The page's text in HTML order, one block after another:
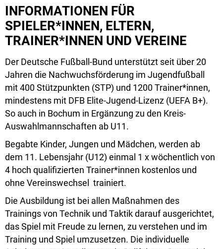
INFORMATIONEN FÜR
SPIELER*INNEN, ELTERN,
TRAINER*INNEN UND VEREINE
Der Deutsche Fußball-Bund unterstützt seit über 20
Jahren die Nachwuchsförderung im Jugendfußball
mit 400 Stützpunkten (STP) und 1200 Trainer*innen,
mindestens mit DFB Elite-Jugend-Lizenz (UEFA B+).
So auch in Bochum in Ergänzung zu den Kreis-
Auswahlmannschaften ab U11.
Begabte Kinder, Jungen und Mädchen, werden ab
dem 11. Lebensjahr (U12) einmal 1 x wöchentlich von
4 hoch qualifizierten Trainer*innen kostenlos und
ohne Vereinswechsel trainiert.
Die Ausbildung ist bei allen Maßnahmen des
Trainings von Technik und Taktik darauf ausgerichtet,
das Spiel mit Freude zu lernen, zu verstehen und im
Training und Spiel umzusetzen. Die individuelle